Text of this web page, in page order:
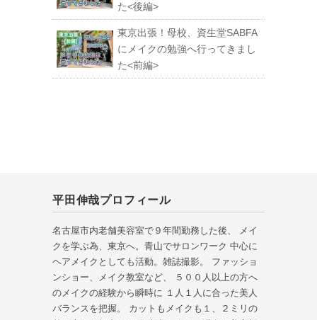
た<後編>
東京出張！母校、資生堂SABFA
にメイクの勉強へ行ってきまし
た<前編>
平田伸哉プロフィール
名古屋市内老舗美容室で９年間勤務した後、 メイ
クを学ぶ為、東京へ。青山でサロンワーク 中心に
ヘアメイクとしても活動。雑誌撮影。 ファッショ
ンショー、メイク教室など、 ５００人以上の方へ
のメイクの経験から瞬時に １人１人に合った美人
バランスを把握。 カットもメイクも１、２ミリの